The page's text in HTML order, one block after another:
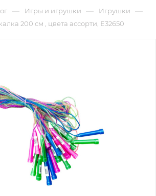
— Игры и игрушки — Игрушки —
200 см , цвета ассорти, Е32650